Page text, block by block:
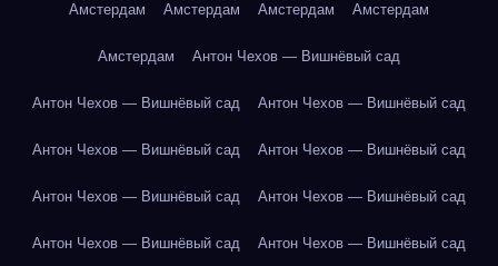
Амстердам Амстердам Амстердам Амстердам
Амстердам Антон Чехов — Вишнёвый сад
Антон Чехов — Вишнёвый сад Антон Чехов — Вишнёвый сад
Антон Чехов — Вишнёвый сад Антон Чехов — Вишнёвый сад
Антон Чехов — Вишнёвый сад Антон Чехов — Вишнёвый сад
Антон Чехов — Вишнёвый сад Антон Чехов — Вишнёвый сад